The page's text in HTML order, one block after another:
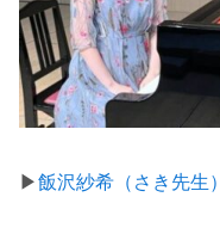
▶飯沢紗希（さき先生）